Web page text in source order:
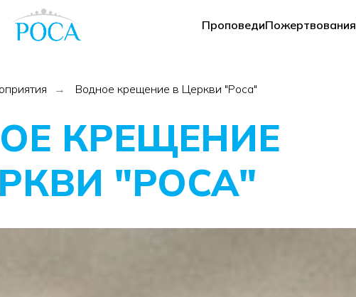
ПроповедиПожертвования
→ Водное крещение в Церкви "Роса"
КРЕЩЕНИЕ
"РОСА"